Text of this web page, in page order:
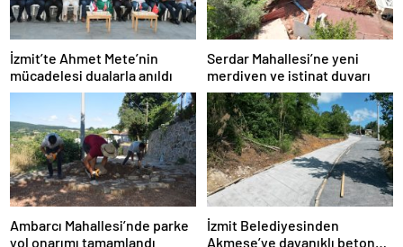
İzmit’te Ahmet Mete’nin
mücadelesi dualarla anıldı
Serdar Mahallesi’ne yeni
merdiven ve istinat duvarı
Ambarcı Mahallesi’nde parke
yol onarımı tamamlandı
İzmit Belediyesinden
Akmeşe’ye dayanıklı beton